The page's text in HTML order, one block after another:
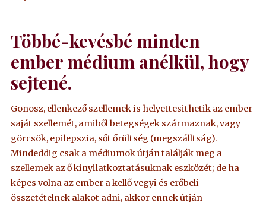
Többé-kevésbé minden
ember médium anélkül, hogy
sejtené.
Gonosz, ellenkező szellemek is helyettesithetik az ember
saját szellemét, amiből betegségek származnak, vagy
görcsök, epilepszia, sőt őrültség (megszálltság).
Mindeddig csak a médiumok útján találják meg a
szellemek az ő kinyilatkoztatásuknak eszközét; de ha
képes volna az ember a kellő vegyi és erőbeli
összetételnek alakot adni, akkor ennek útján